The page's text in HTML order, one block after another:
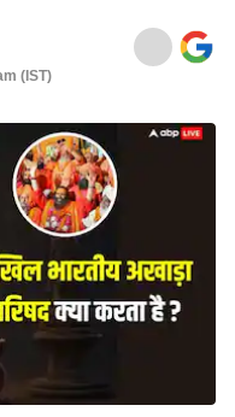
(IST)